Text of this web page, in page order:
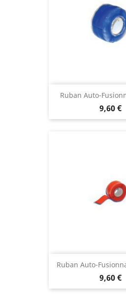
Ruban Auto-
9,60 €
Ruban Auto-
9,60 €